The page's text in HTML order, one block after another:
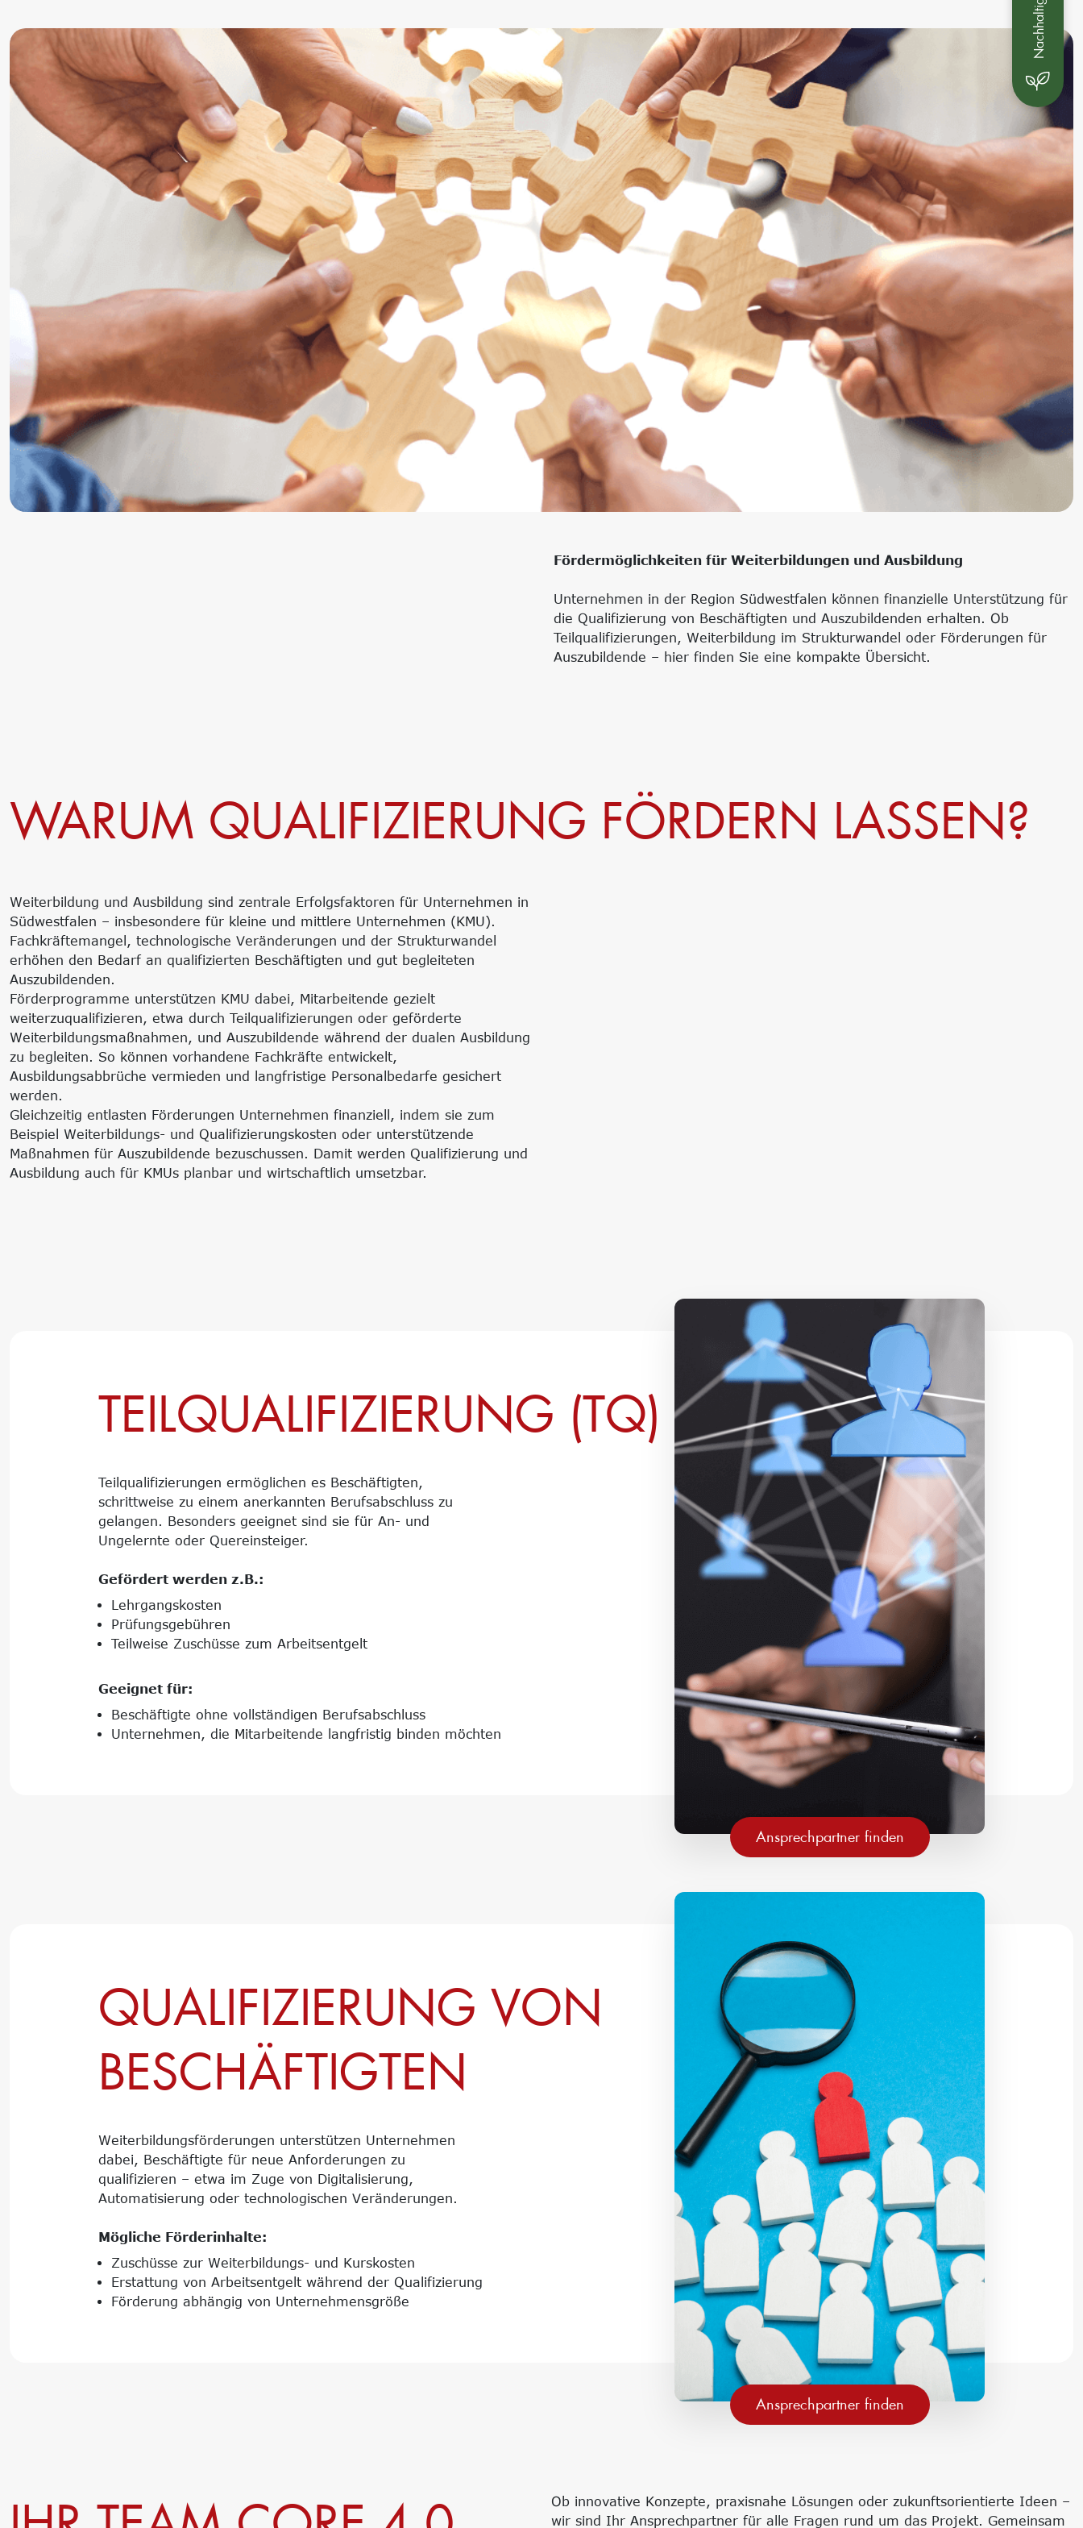
k-branche.de
Environmental Product Declaration
(EPD)
Nachhaltigkeit
Fördermöglichkeiten für Weiterbildungen und Ausbildung
Unternehmen in der Region Südwestfalen können finanzielle Unterstützung für
die Qualifizierung von Beschäftigten und Auszubildenden erhalten. Ob
Teilqualifizierungen, Weiterbildung im Strukturwandel oder Förderungen für
Auszubildende – hier finden Sie eine kompakte Übersicht.
WARUM QUALIFIZIERUNG FÖRDERN LASSEN?
Weiterbildung und Ausbildung sind zentrale Erfolgsfaktoren für Unternehmen in
Südwestfalen – insbesondere für kleine und mittlere Unternehmen (KMU).
Fachkräftemangel, technologische Veränderungen und der Strukturwandel
erhöhen den Bedarf an qualifizierten Beschäftigten und gut begleiteten
Auszubildenden.
Förderprogramme unterstützen KMU dabei, Mitarbeitende gezielt
weiterzuqualifizieren, etwa durch Teilqualifizierungen oder geförderte
Weiterbildungsmaßnahmen, und Auszubildende während der dualen Ausbildung
zu begleiten. So können vorhandene Fachkräfte entwickelt,
Ausbildungsabbrüche vermieden und langfristige Personalbedarfe gesichert
werden.
Gleichzeitig entlasten Förderungen Unternehmen finanziell, indem sie zum
Beispiel Weiterbildungs- und Qualifizierungskosten oder unterstützende
Maßnahmen für Auszubildende bezuschussen. Damit werden Qualifizierung und
Ausbildung auch für KMUs planbar und wirtschaftlich umsetzbar.
TEILQUALIFIZIERUNG (TQ)
Teilqualifizierungen ermöglichen es Beschäftigten,
schrittweise zu einem anerkannten Berufsabschluss zu
gelangen. Besonders geeignet sind sie für An- und
Ungelernte oder Quereinsteiger.
Gefördert werden z.B.:
Lehrgangskosten
Prüfungsgebühren
Teilweise Zuschüsse zum Arbeitsentgelt
Geeignet für:
Beschäftigte ohne vollständigen Berufsabschluss
Unternehmen, die Mitarbeitende langfristig binden möchten
Ansprechpartner finden
QUALIFIZIERUNG VON
BESCHÄFTIGTEN
Weiterbildungsförderungen unterstützen Unternehmen
dabei, Beschäftigte für neue Anforderungen zu
qualifizieren – etwa im Zuge von Digitalisierung,
Automatisierung oder technologischen Veränderungen.
Mögliche Förderinhalte:
Zuschüsse zur Weiterbildungs- und Kurskosten
Erstattung von Arbeitsentgelt während der Qualifizierung
Förderung abhängig von Unternehmensgröße
Ansprechpartner finden
Ob innovative Konzepte, praxisnahe Lösungen oder zukunftsorientierte Ideen –
wir sind Ihr Ansprechpartner für alle Fragen rund um das Projekt. Gemeinsam